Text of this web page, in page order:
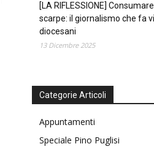
[LA RIFLESSIONE]
scarpe: il giornalismo che fa
diocesani
13 Dicembre 2025
Categorie Articoli
Appuntamenti
Speciale Pino Puglisi